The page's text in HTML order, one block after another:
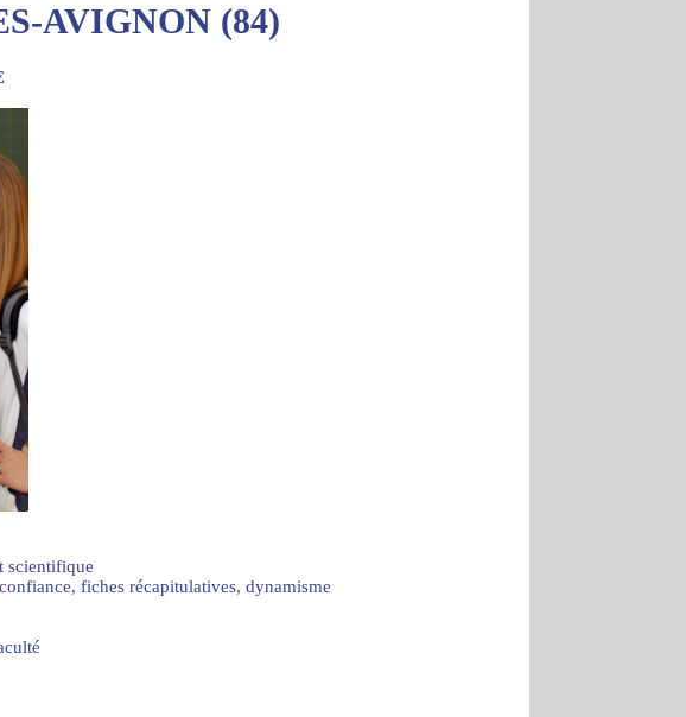
AVIGNON (84)
scientifique
fiches récapitulatives, dynamisme